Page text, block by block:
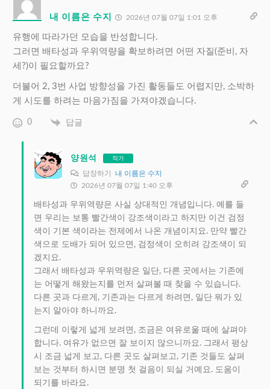
내 이름은 수지 2026년 07월 07일 1:01 오후
유행에 따라가던 모습을 반성합니다.
그러면 배타성과 우위역량을 확보하려면 어떤 자질(준비, 자
세?)이 필요할까요?
더불어 2, 3번 사업 방향성을 가진 활동들도 어렵지만, 소박하
게 시도를 하려는 마음가짐을 가져야겠습니다.
0 답글
양원석 작가
답장하기 내 이름은 수지
2026년 07월 07일 1:40 오후
배타성과 우위역량은 사실 상대적인 개념입니다. 예를 들
면 우리는 보통 빨간색이 강조색이라고 하지만 이건 검정
색이 기본 색이라는 전제에서 나온 개념이지요. 만약 빨간
색으로 도배가 되어 있으면, 검정색이 오히려 강조색이 되
겠지요.
그래서 배타성과 우위역량은 일단, 다른 곳에서는 기존에
는 어떻게 해왔는지를 먼저 살펴볼 때 찾을 수 있습니다.
다른 곳과 다르게, 기존과는 다르게 하려면, 일단 뭐가 있
는지 알아야 하니까요.
그런데 이렇게 넓게 보려면, 조금은 여유로울 때에 살펴야
합니다. 여유가 없으면 잘 보이지 않으니까요. 그래서 평상
시 조금 넓게 보고, 다른 곳도 살펴보고, 기존 것들도 살펴
보는 것부터 하시면 분명 첫 걸음이 되실 거예요. 도움이
되기를 바라요.